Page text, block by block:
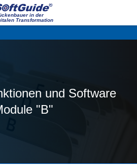
in der
Transformation
und Software
"B"